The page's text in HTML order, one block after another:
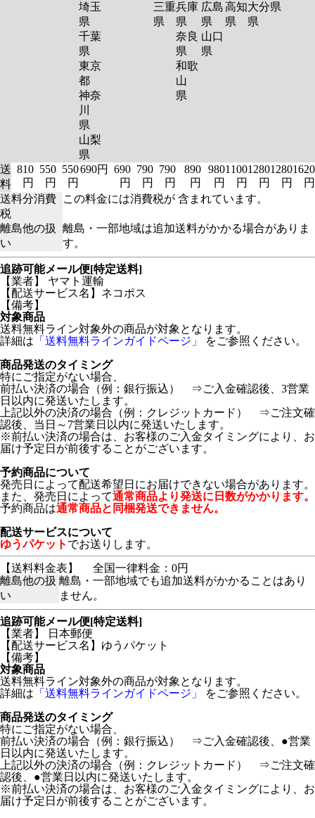
埼玉
県
千葉
県
東京
都
神奈
川
県
山梨
県
三重
県
兵庫
県
奈良
県
和歌
山
県
広島
県
山口
県
高知
県
大分
県
県
送
料
810
円
550
円
550
円
690円
690
円
790
円
790
円
890
円
980
円
1100
円
1280
円
1280
円
1620
円
送料分消費
税
この料金には消費税が 含まれています。
離島他の扱
い
離島・一部地域は追加送料がかかる場合がありま
す。
追跡可能メール便[特定送料]
【業者】 ヤマト運輸
【配送サービス名】ネコポス
【備考】
対象商品
送料無料ライン対象外の商品が対象となります。
詳細は 「送料無料ラインガイドページ」
をご参照ください。
商品発送のタイミング
特にご指定がない場合、
前払い決済の場合（例：銀行振込） ⇒ご入金確認後、3営業
日以内に発送いたします。
上記以外の決済の場合（例：クレジットカード） ⇒ご注文確
認後、当日～7営業日以内に発送いたします。
※前払い決済の場合は、お客様のご入金タイミングにより、お
届け予定日が前後することがございます。
予約商品について
発売日によって配送希望日にお届けできない場合があります。
また、発売日によって通常商品より発送に日数がかかります。
予約商品は通常商品と同梱発送できません。
配送サービスについて
ゆうパケット でお送りします。
【送料料金表】
全国一律料金：0円
離島他の扱
い
離島・一部地域でも追加送料がかかることはあり
ません。
追跡可能メール便[特定送料]
【業者】 日本郵便
【配送サービス名】ゆうパケット
【備考】
対象商品
送料無料ライン対象外の商品が対象となります。
詳細は 「送料無料ラインガイドページ」
をご参照ください。
商品発送のタイミング
特にご指定がない場合、
前払い決済の場合（例：銀行振込） ⇒ご入金確認後、●営業
日以内に発送いたします。
上記以外の決済の場合（例：クレジットカード） ⇒ご注文確
認後、●営業日以内に発送いたします。
※前払い決済の場合は、お客様のご入金タイミングにより、お
届け予定日が前後することがございます。